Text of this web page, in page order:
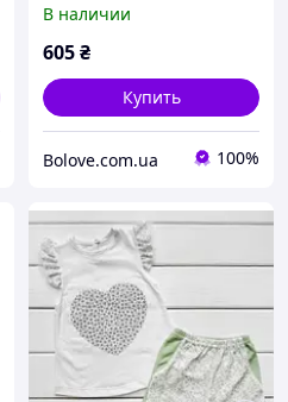
бодиком и рюшами
Мышка на 56 см Белый/
В наличии
605₴
Купить
Bolove.com.ua 100%